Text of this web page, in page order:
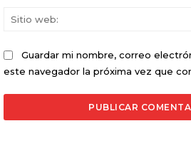
Guardar mi nombre, correo
este navegador la próxima vez que